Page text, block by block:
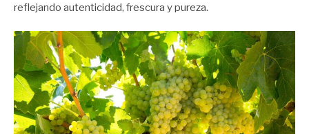
reflejando autenticidad, frescura y pureza.